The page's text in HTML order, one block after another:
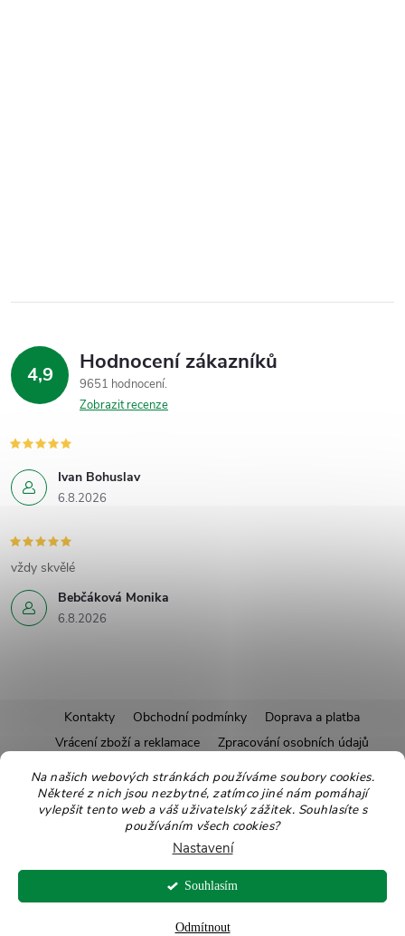
Na našich webových stránkách používáme soubory cookies.
Některé z nich jsou nezbytné, zatímco jiné nám pomáhají
vylepšit tento web a váš uživatelský zážitek. Souhlasíte s
používáním všech cookies?
Nastavení
Odmítnout
Souhlasím
4,9 Hodnocení zákazníků
9651 hodnocení
Zobrazit recenze
Ivan Bohuslav
6.8.2026
Bebčáková Monika
6.8.2026
vždy skvělé
á
Kontakty Obchodní podmínky
Doprava a platba
Vrácení zboží a reklamace
Zpracování osobních údajů
Pravidla soutěží
Affiliate program
Recepty
Pro nové dodavatele
Ekologické balení Moje objednávka
Vytvořil Shoptet
Copyright 2026Zdravoslav. Všechna práva vyhrazena.Upravit nastavení
cookies